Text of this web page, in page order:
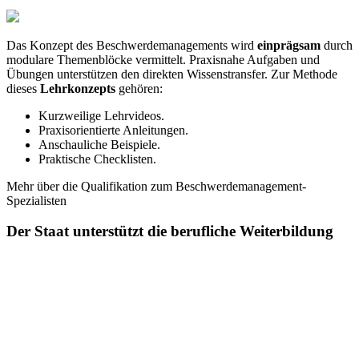
Das Konzept des Beschwerdemanagements wird einprägsam durch
modulare Themenblöcke vermittelt. Praxisnahe Aufgaben und
Übungen unterstützen den direkten Wissenstransfer. Zur Methode
dieses Lehrkonzepts gehören:
Kurzweilige Lehrvideos.
Praxisorientierte Anleitungen.
Anschauliche Beispiele.
Praktische Checklisten.
Mehr über die Qualifikation zum Beschwerdemanagement-
Spezialisten
Der Staat unterstützt die berufliche Weiterbildung